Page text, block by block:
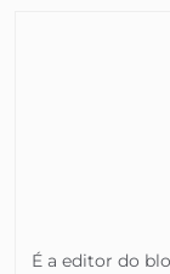
É a editor do